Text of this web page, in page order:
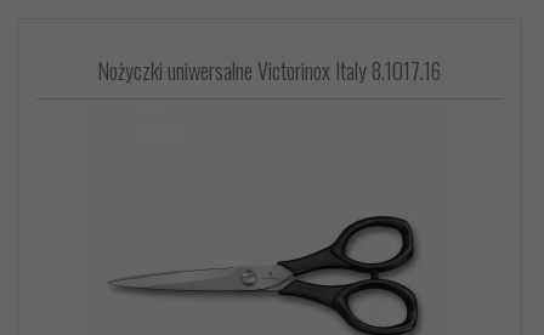
Nożyczki uniwersalne Victorinox Italy 8.1017.16